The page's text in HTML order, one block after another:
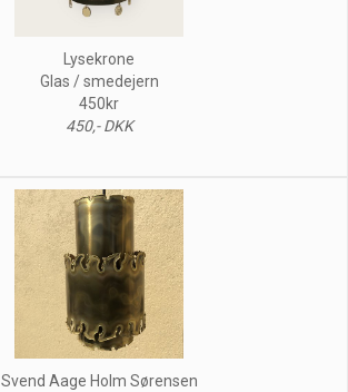
Lysekrone
Glas / smedejern
450kr
450,- DKK
Svend Aage Holm Sørensen